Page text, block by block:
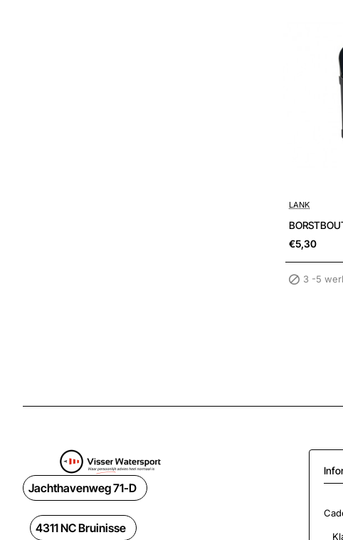
3 -5 werkdagen
LANK
€5,30
3 -5
Jachthavenweg 71-D
4311 NC Bruinisse